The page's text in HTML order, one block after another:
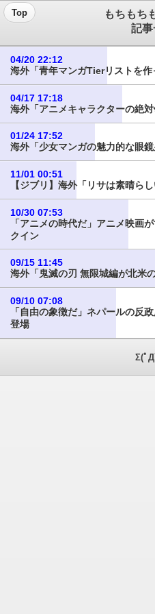
Top
もちもち
記
04/20 22:12
海外「青年マンガTierリストを作
04/17 17:18
海外「アニメキャラクターの絶対
01/24 17:52
海外「少女マンガの魅力的な眼鏡
11/01 00:51
【ジブリ】海外「リサは素晴らし
10/30 07:53
「アニメの時代だ」アニメ映画
クイン
09/15 11:45
海外「鬼滅の刃 無限城編が北米
09/10 07:08
「自由の象徴だ」ネパールの反
登場
Σ(ﾟД